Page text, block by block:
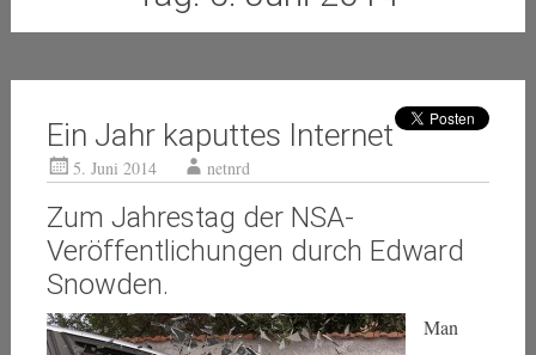
Ein Jahr kaputtes Internet
5. Juni 2014 netnrd
Zum Jahrestag der NSA-
Veröffentlichungen durch Edward
Snowden.
Man